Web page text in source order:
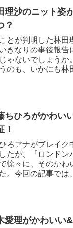
理沙のニット姿
？
とが判明した林田
きなりの事後報告
ゃないでしょうか
のも、いかにも林
ちひろがかわい
！
ろアナがブレイク
たが、『ロンドン
徐々に、そのか
。今回の記事では
愛理がかわいい